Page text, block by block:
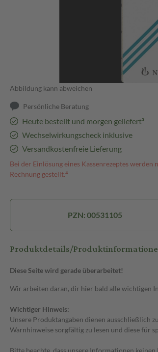
Abbildung kann abweichen
Persönliche Beratung
Heute bestellt und morgen geliefert³
Wechselwirkungscheck inklusive
Versandkostenfreie Lieferung
Bei der Einlösung eines Kassenrezeptes
Rechnung gestellt.⁴
PZN: 00531105
Produktdetails/
Diese Seite wird gerade überarbeitet!
Wir arbeiten daran, dir hier bald alle wichtigen
Wichtiger Hinweis:
Unsere Produktangaben dienen ausschließlich
Warnhinweise sorgfältig zu lesen und diese für
Bitte beachte, dass unsere Informationen